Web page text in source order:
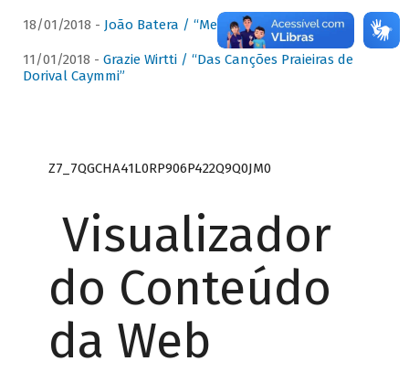
18/01/2018 - João Batera / “Meu Pandeiro”
11/01/2018 - Grazie Wirtti / “Das Canções Praieiras de
Dorival Caymmi”
Z7_7QGCHA41L0RP906P422Q9Q0JM0
Visualizador
do Conteúdo
da Web